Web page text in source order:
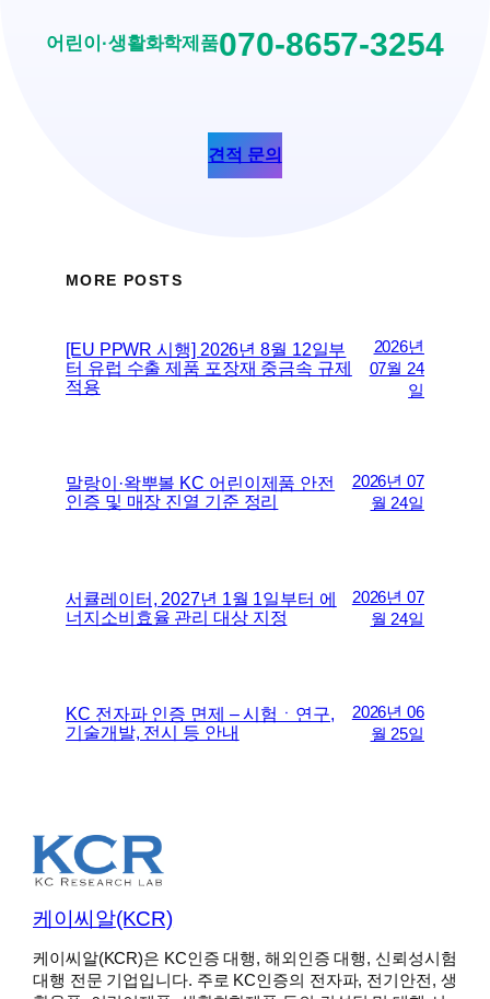
어린이·생활화학제품070-8657-3254
견적 문의
MORE POSTS
[EU PPWR 시행] 2026년 8월 12일부
터 유럽 수출 제품 포장재 중금속 규제
적용
2026년
07월 24
일
말랑이·왁뿌볼 KC 어린이제품 안전
인증 및 매장 진열 기준 정리
2026년 07
월 24일
서큘레이터, 2027년 1월 1일부터 에
너지소비효율 관리 대상 지정
2026년 07
월 24일
KC 전자파 인증 면제 – 시험ㆍ연구,
기술개발, 전시 등 안내
2026년 06
월 25일
케이씨알(KCR)
케이씨알(KCR)은 KC인증 대행, 해외인증 대행, 신뢰성시험
대행 전문 기업입니다. 주로 KC인증의 전자파, 전기안전, 생